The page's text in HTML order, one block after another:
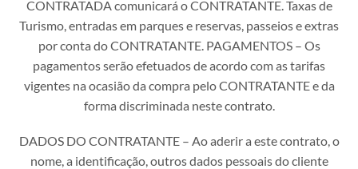
CONTRATADA comunicará o CONTRATANTE. Taxas de
Turismo, entradas em parques e reservas, passeios e extras
por conta do CONTRATANTE. PAGAMENTOS – Os
pagamentos serão efetuados de acordo com as tarifas
vigentes na ocasião da compra pelo CONTRATANTE e da
forma discriminada neste contrato.
DADOS DO CONTRATANTE – Ao aderir a este contrato, o
nome, a identificação, outros dados pessoais do cliente